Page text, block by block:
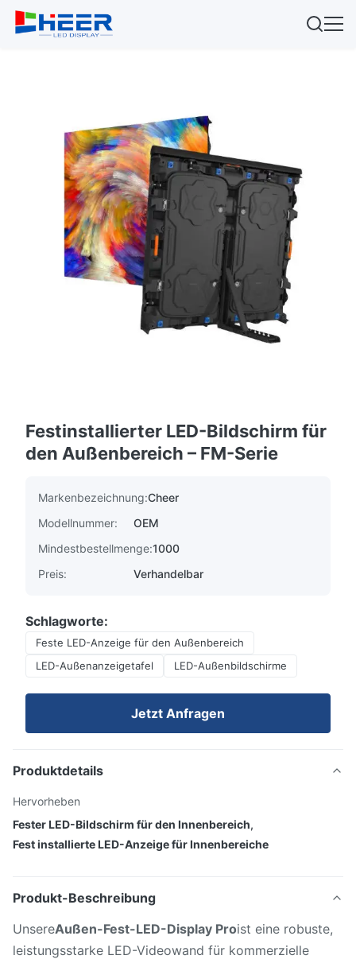
Festinstallierter LED-Bildschirm für
den Außenbereich – FM-Serie
Markenbezeichnung:Cheer
Modellnummer:
OEM
Mindestbestellmenge:1000
Preis:
Verhandelbar
Schlagworte:
Feste LED-Anzeige für den Außenbereich
LED-Außenanzeigetafel
LED-Außenbildschirme
Jetzt Anfragen
Produktdetails
Hervorheben
Fester LED-Bildschirm für den Innenbereich,
Fest installierte LED-Anzeige für Innenbereiche
Produkt-Beschreibung
UnsereAußen-Fest-LED-Display Proist eine robuste,
leistungsstarke LED-Videowand für kommerzielle